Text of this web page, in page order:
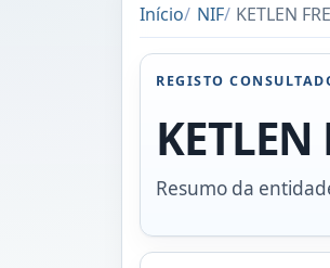
Início NIF KETLEN
REGISTO
KETLEN
Resumo da